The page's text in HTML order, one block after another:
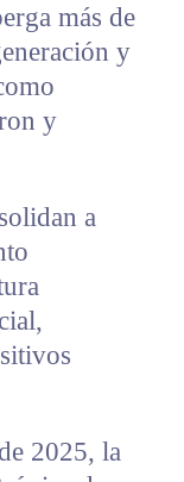
más de
y
y
a
2025, la